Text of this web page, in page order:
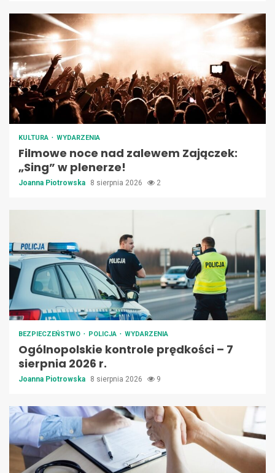
KULTURA WYDARZENIA
Filmowe noce nad zalewem Zajączek:
„Sing” w plenerze!
Joanna Piotrowska 8 sierpnia 2026 2
BEZPIECZEŃSTWO POLICJA WYDARZENIA
Ogólnopolskie kontrole prędkości – 7
sierpnia 2026 r.
Joanna Piotrowska 8 sierpnia 2026 9